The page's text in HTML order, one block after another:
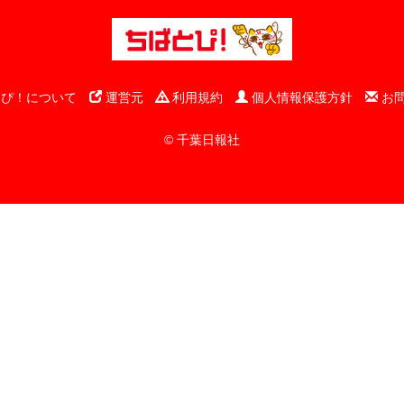
！について 運営元 利用規約 個人情報保護方針 お
© 千葉日報社